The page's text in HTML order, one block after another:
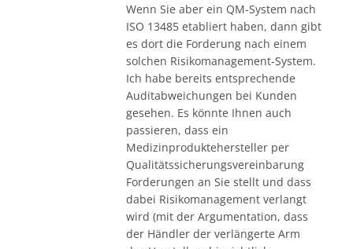
Wenn Sie aber ein QM-System nach
ISO 13485 etabliert haben, dann gibt
es dort die Forderung nach einem
solchen Risikomanagement-System.
Ich habe bereits entsprechende
Auditabweichungen bei Kunden
gesehen. Es könnte Ihnen auch
passieren, dass ein
Medizinproduktehersteller per
Qualitätssicherungsvereinbarung
Forderungen an Sie stellt und dass
dabei Risikomanagement verlangt
wird (mit der Argumentation, dass
der Händler der verlängerte Arm